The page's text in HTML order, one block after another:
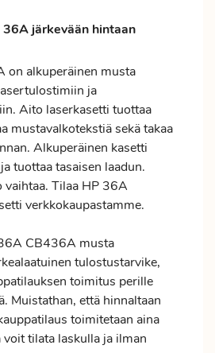
järkevään hintaan
on alkuperäinen musta
ja
Aito laserkasetti tuottaa
mustavalkotekstiä sekä takaa
Alkuperäinen kasetti
tuottaa tasaisen laadun.
vaihtaa. Tilaa HP 36A
verkkokaupastamme.
CB436A musta
tulostustarvike,
toimitus perille
Muistathan, että hinnaltaan
toimitetaan aina
voit tilata laskulla ja ilman